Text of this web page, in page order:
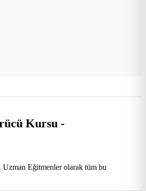
Uzman Eğitmenler olarak tüm bu